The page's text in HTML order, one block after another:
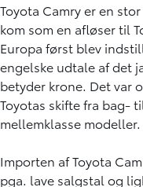
Toyota Camry er en
kom som en afløser til
Europa først blev
engelske udtale af det
betyder krone. Det var
Toyotas skifte fra bag-
mellemklasse modeller.
Importen af Toyota
pga. lave salgstal og